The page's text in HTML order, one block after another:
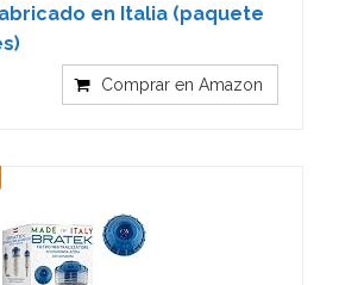
en Italia (paquete
Comprar en Amazon